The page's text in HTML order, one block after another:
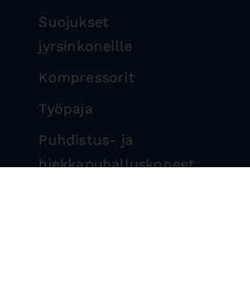
Suojukset
jyrsinkoneille
Kompressorit
Työpaja
Puhdistus- ja
hiekkapuhalluskoneet